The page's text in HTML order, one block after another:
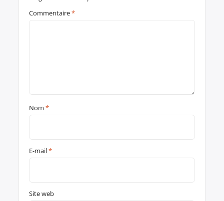
Commentaire*
Nom*
E-mail*
Site web